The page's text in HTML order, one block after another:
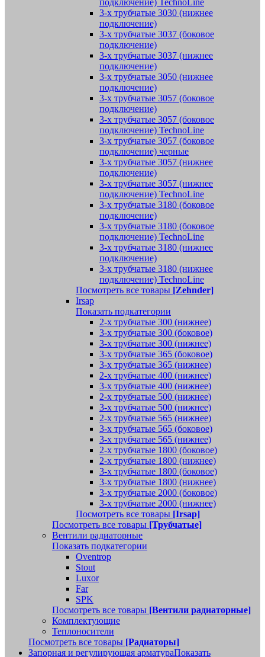
подключение) TechnoLine
3-х трубчатые 3030 (нижнее
подключение)
3-х трубчатые 3037 (боковое
подключение)
3-х трубчатые 3037 (нижнее
подключение)
3-х трубчатые 3050 (нижнее
подключение)
3-х трубчатые 3057 (боковое
подключение)
3-х трубчатые 3057 (боковое
подключение) TechnoLine
3-х трубчатые 3057 (боковое
подключение) черные
3-х трубчатые 3057 (нижнее
подключение)
3-х трубчатые 3057 (нижнее
подключение) TechnoLine
3-х трубчатые 3180 (боковое
подключение)
3-х трубчатые 3180 (боковое
подключение) TechnoLine
3-х трубчатые 3180 (нижнее
подключение)
3-х трубчатые 3180 (нижнее
подключение) TechnoLine
Посмотреть все товары [Zehnder]
Irsap
Показать подкатегории
2-х трубчатые 300 (нижнее)
3-х трубчатые 300 (боковое)
3-х трубчатые 300 (нижнее)
3-х трубчатые 365 (боковое)
3-х трубчатые 365 (нижнее)
2-х трубчатые 400 (нижнее)
3-х трубчатые 400 (нижнее)
2-х трубчатые 500 (нижнее)
3-х трубчатые 500 (нижнее)
2-х трубчатые 565 (нижнее)
3-х трубчатые 565 (боковое)
3-х трубчатые 565 (нижнее)
2-х трубчатые 1800 (боковое)
2-х трубчатые 1800 (нижнее)
3-х трубчатые 1800 (боковое)
3-х трубчатые 1800 (нижнее)
3-х трубчатые 2000 (боковое)
3-х трубчатые 2000 (нижнее)
Посмотреть все товары [Irsap]
Посмотреть все товары [Трубчатые]
Вентили радиаторные
Показать подкатегории
Oventrop
Stout
Luxor
Far
SPK
Посмотреть все товары [Вентили радиаторные]
Комплектующие
Теплоносители
Посмотреть все товары [Радиаторы]
Запорная и регулирующая арматураПоказать